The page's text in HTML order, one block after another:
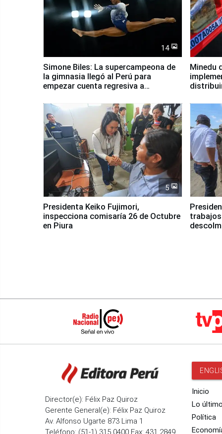
14
Simone Biles: La supercampeona de
la gimnasia llegó al Perú para
empezar cuenta regresiva a
Minedu
5
Presidenta Keiko Fujimori,
inspecciona comisaría 26 de Octubre
en Piura
Director(e): Félix Paz Quiroz
Gerente General(e): Félix Paz Quiroz
Av. Alfonso Ugarte 873 Lima 1
Teléfono: (51-1) 315 0400 Fax: 431 2849
Inicio
Lo
Política